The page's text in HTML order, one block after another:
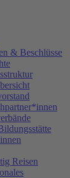
& Beschlüsse
Reisen